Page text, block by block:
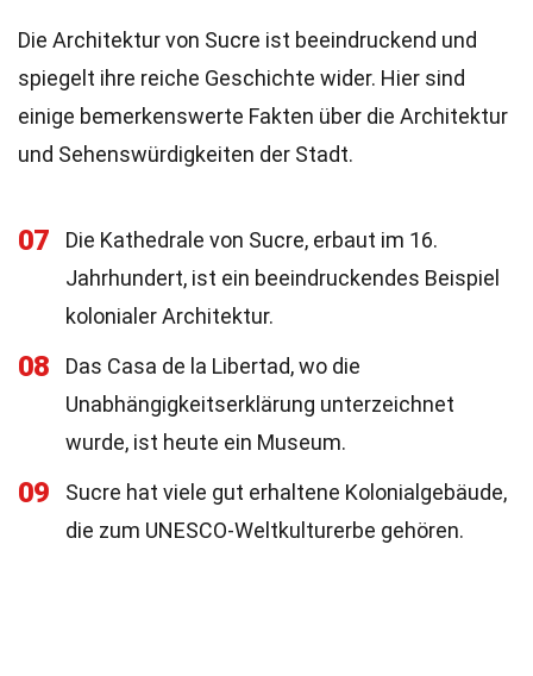
Die Architektur von Sucre ist beeindruckend und
spiegelt ihre reiche Geschichte wider. Hier sind
einige bemerkenswerte Fakten über die Architektur
und Sehenswürdigkeiten der Stadt.
07
Die Kathedrale von Sucre, erbaut im 16.
Jahrhundert, ist ein beeindruckendes Beispiel
kolonialer Architektur.
08
Das Casa de la Libertad, wo die
Unabhängigkeitserklärung unterzeichnet
wurde, ist heute ein Museum.
09
Sucre hat viele gut erhaltene Kolonialgebäude,
die zum UNESCO-Weltkulturerbe gehören.